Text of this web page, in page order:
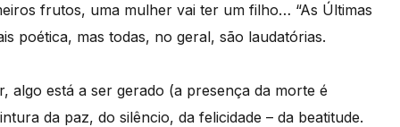
frutos, uma mulher vai ter um filho… “As Últimas
poética, mas todas, no geral, são laudatórias.
algo está a ser gerado (a presença da morte é
da paz, do silêncio, da felicidade – da beatitude.